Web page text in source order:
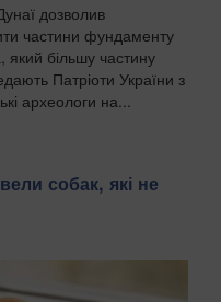
дозволив
частини фундаменту
який більшу частину
Патріоти України з
археологи на...
собак, які не